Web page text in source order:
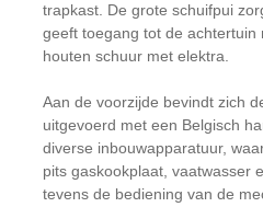
trapkast. De grote schuifpui
geeft toegang tot de achtertuin
houten schuur met elektra.
Aan de voorzijde bevindt zich
uitgevoerd met een Belgisch
diverse inbouwapparatuur,
pits gaskookplaat, vaatwasser
tevens de bediening van de